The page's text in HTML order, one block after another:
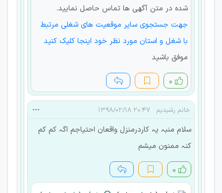
شده در متن آگهی ها تماس حاصل نمایید.
جهت جستجوی سایر موقعیت های شغلی مرتبط
با شغل و استان مورد نظر خود اینجا کلیک کنید
موفق باشید
۰
خانم رشیدیم ۲۰:۴۷ ۱۳۹۸/۰۲/۱۸
سلام منبہ یہ کاردرمنزل واقعان احتیاجم اگہ کم کم
کنہ ممنون میشم
۰